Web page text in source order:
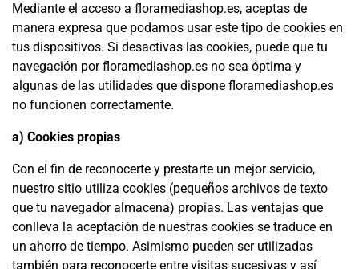
Mediante el acceso a floramediashop.es, aceptas de
manera expresa que podamos usar este tipo de cookies en
tus dispositivos. Si desactivas las cookies, puede que tu
navegación por floramediashop.es no sea óptima y
algunas de las utilidades que dispone floramediashop.es
no funcionen correctamente.
a) Cookies propias
Con el fin de reconocerte y prestarte un mejor servicio,
nuestro sitio utiliza cookies (pequeños archivos de texto
que tu navegador almacena) propias. Las ventajas que
conlleva la aceptación de nuestras cookies se traduce en
un ahorro de tiempo. Asimismo pueden ser utilizadas
también para reconocerte entre visitas sucesivas y así